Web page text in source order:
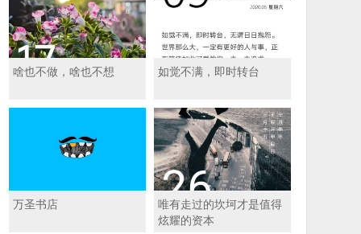
啥也不做，啥也不想 如觉不满，即时转台
万圣书店
唯有走过的坎坷才是值得
炫耀的资本